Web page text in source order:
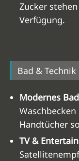
Zucker
Verfügung.
Bad & Technik
Modernes
Waschbecken
Handtücher
TV &